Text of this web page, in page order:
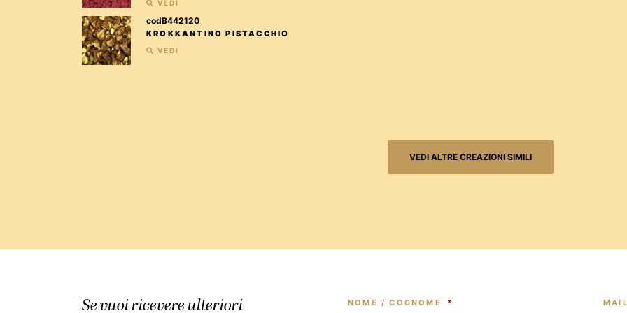
VEDI
codB442120
KROKKANTINO PISTACCHIO
VEDI
VEDI ALTRE CREAZIONI SIMILI
Se vuoi ricevere ulteriori NOME / COGNOME *